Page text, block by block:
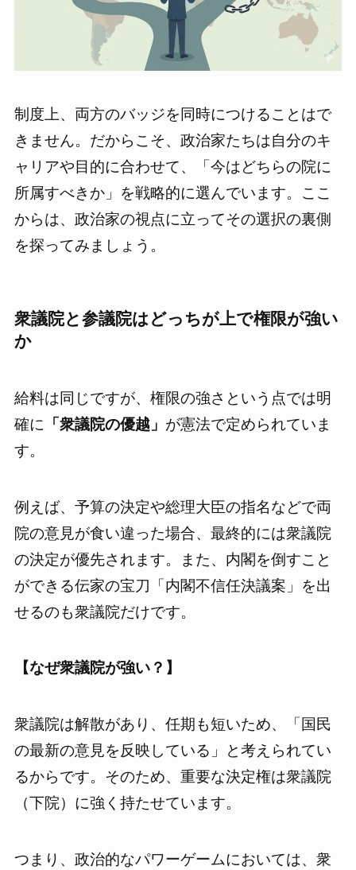
制度上、両方のバッジを同時につけることはで
きません。だからこそ、政治家たちは自分のキ
ャリアや目的に合わせて、「今はどちらの院に
所属すべきか」を戦略的に選んでいます。ここ
からは、政治家の視点に立ってその選択の裏側
を探ってみましょう。
衆議院と参議院はどっちが上で権限が強い
か
給料は同じですが、権限の強さという点では明
確に 「衆議院の優越」 が憲法で定められていま
す。
例えば、予算の決定や総理大臣の指名などで両
院の意見が食い違った場合、最終的には衆議院
の決定が優先されます。また、内閣を倒すこと
ができる伝家の宝刀「内閣不信任決議案」を出
せるのも衆議院だけです。
【なぜ衆議院が強い？】
衆議院は解散があり、任期も短いため、「国民
の最新の意見を反映している」と考えられてい
るからです。そのため、重要な決定権は衆議院
（下院）に強く持たせています。
つまり、政治的なパワーゲームにおいては、衆